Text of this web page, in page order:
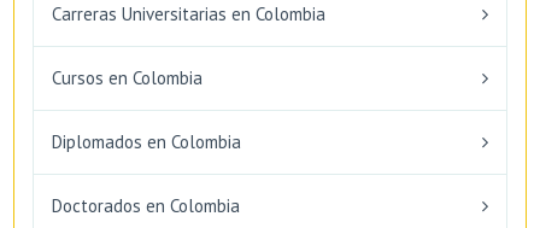
Carreras Universitarias en Colombia
Cursos en Colombia
Diplomados en Colombia
Doctorados en Colombia